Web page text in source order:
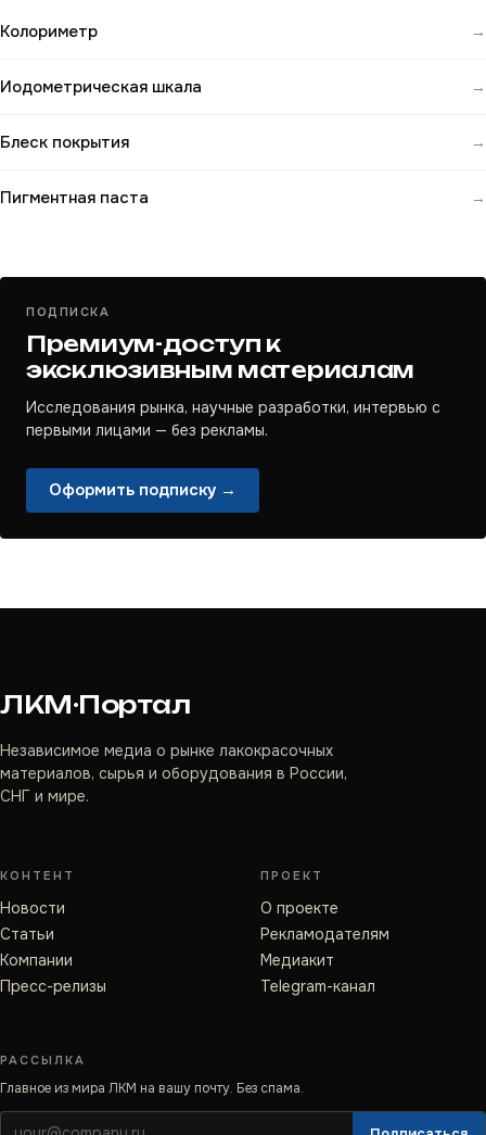
Колориметр →
Иодометрическая шкала →
Блеск покрытия →
Пигментная паста →
ПОДПИСКА
Премиум-доступ к
эксклюзивным материалам
Исследования рынка, научные разработки, интервью с
первыми лицами — без рекламы.
Оформить подписку →
ЛКМ·Портал
Независимое медиа о рынке лакокрасочных
материалов, сырья и оборудования в России,
СНГ и мире.
КОНТЕНТ
Новости
Статьи
Компании
Пресс-релизы
ПРОЕКТ
О проекте
Рекламодателям
Медиакит
Telegram-канал
РАССЫЛКА
Главное из мира ЛКМ на вашу почту. Без спама.